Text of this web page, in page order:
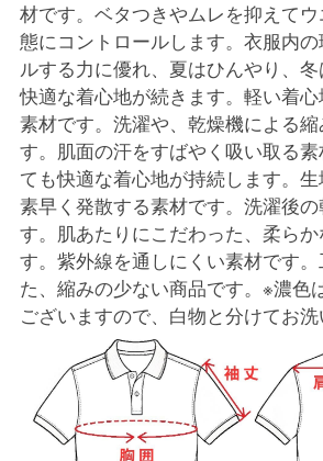
材です。ベタつきやムレを抑えて
態にコントロールします。衣服内
ルする力に優れ、夏はひんやり、
快適な着心地が続きます。軽い着
素材です。洗濯や、乾燥機による
す。肌面の汗をすばやく吸い取る
ても快適な着心地が持続します。
素早く発散する素材です。洗濯後
す。肌あたりにこだわった、柔ら
す。紫外線を通しにくい素材です
た、縮みの少ない商品です。※濃色
ございますので、白物と分けてお洗